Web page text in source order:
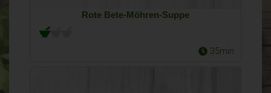
Rote Bete-Möhren-Suppe
35min